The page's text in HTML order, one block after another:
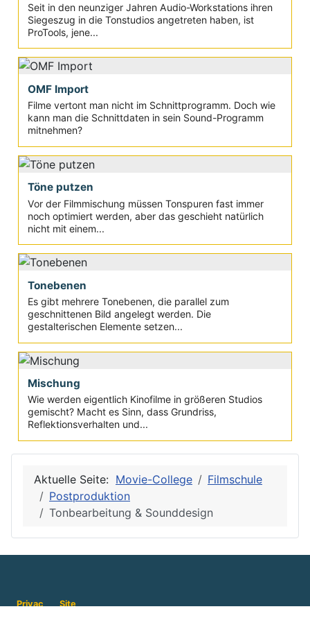
Seit in den neunziger Jahren Audio-Workstations ihren
Siegeszug in die Tonstudios angetreten haben, ist
ProTools, jene...
OMF Import
Filme vertont man nicht im Schnittprogramm. Doch wie
kann man die Schnittdaten in sein Sound-Programm
mitnehmen?
Töne putzen
Vor der Filmmischung müssen Tonspuren fast immer
noch optimiert werden, aber das geschieht natürlich
nicht mit einem...
Tonebenen
Es gibt mehrere Tonebenen, die parallel zum
geschnittenen Bild angelegt werden. Die
gestalterischen Elemente setzen...
Mischung
Wie werden eigentlich Kinofilme in größeren Studios
gemischt? Macht es Sinn, dass Grundriss,
Reflektionsverhalten und...
Aktuelle Seite: Movie-College
Filmschule
Postproduktion
Tonbearbeitung & Sounddesign
Privac
Site